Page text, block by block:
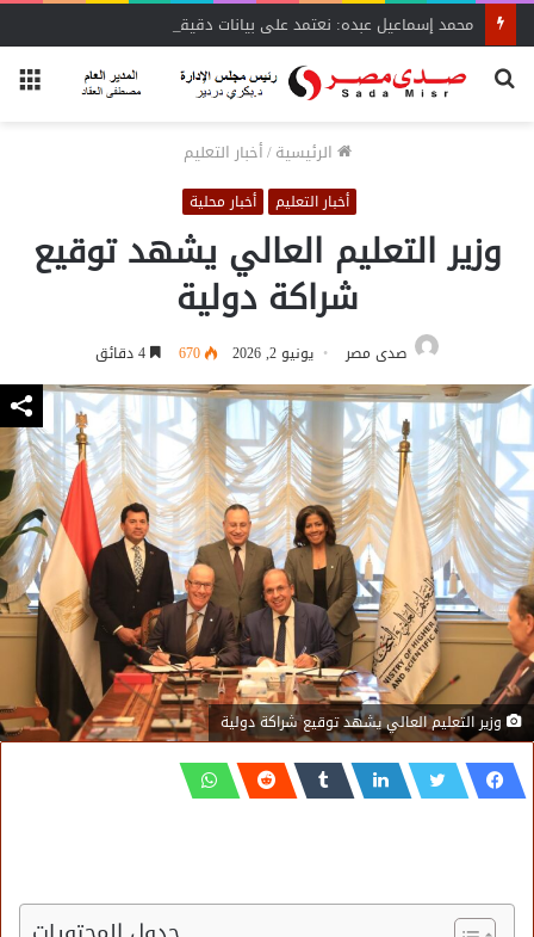
بحث
الرئيسية/أخبار التعليم
أخبار التعليم أخبار محلية
وزير التعليم العالي يشهد توقيع
شراكة دولية
صدى مصر يونيو 2, 2026 670
وزير التعليم العالي يشهد توقيع شراكة دولية